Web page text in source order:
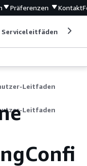
Präferenzen Kontakt
Serviceleitfäden
Leitfaden
Leitfaden